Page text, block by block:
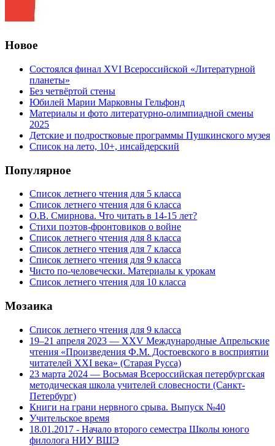
Новое
Состоялся финал XVI Всероссийской «Литературной
планеты»
Без четвёртой стены
Юбилей Марии Марковны Гельфонд
Материалы и фото литературно-олимпиадной смены
2025
Детские и подростковые программы Пушкинского музея
Список на лето, 10+, инсайдерский
Популярное
Список летнего чтения для 5 класса
Список летнего чтения для 6 класса
О.В. Смирнова. Что читать в 14-15 лет?
Стихи поэтов-фронтовиков о войне
Список летнего чтения для 8 класса
Список летнего чтения для 7 класса
Список летнего чтения для 9 класса
Чисто по-человечески. Материалы к урокам
Список летнего чтения для 10 класса
Мозаика
Список летнего чтения для 9 класса
19–21 апреля 2023 — ХХV Международные Апрельские
чтения «Произведения Ф.М. Достоевского в восприятии
читателей ХХI века» (Старая Русса)
23 марта 2024 — Восьмая Всероссийская петербургская
методическая школа учителей словесности (Санкт-
Петербург)
Книги на грани нервного срыва. Выпуск №40
Учительское время
18.01.2017 - Начало второго семестра Школы юного
филолога НИУ ВШЭ